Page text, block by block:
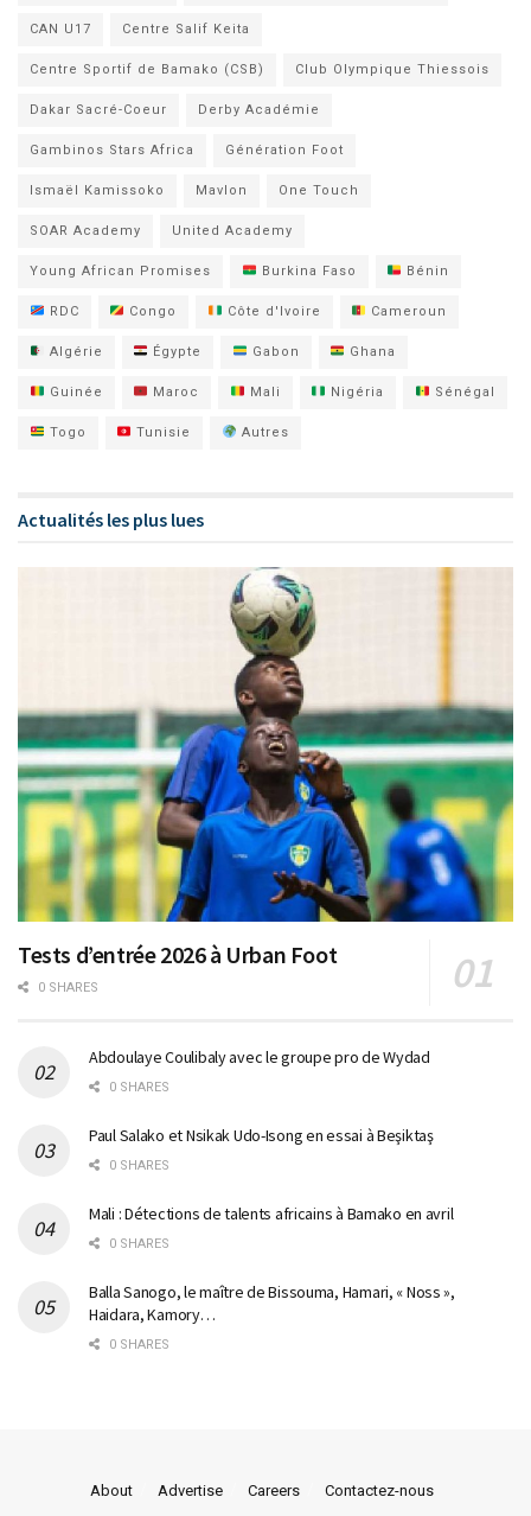
CAN U17 Centre Salif Keita
Centre Sportif de Bamako (CSB) Club Olympique Thiessois
Dakar Sacré-Coeur Derby Académie
Gambinos Stars Africa Génération Foot
Ismaël Kamissoko Mavlon One Touch
SOAR Academy United Academy
Young African Promises Burkina Faso Bénin
RDC Congo Côte d'Ivoire Cameroun
Algérie Égypte Gabon Ghana
Guinée Maroc Mali Nigéria Sénégal
Togo Tunisie Autres
Actualités les plus lues
Tests d’entrée 2026 à Urban Foot
0 SHARES
Abdoulaye Coulibaly avec le groupe pro de Wydad
0 SHARES
Paul Salako et Nsikak Udo-Isong en essai à Beşiktaş
0 SHARES
Mali : Détections de talents africains à Bamako en avril
0 SHARES
Balla Sanogo, le maître de Bissouma, Hamari, « Noss »,
Haidara, Kamory…
0 SHARES
About Advertise Careers Contactez-nous